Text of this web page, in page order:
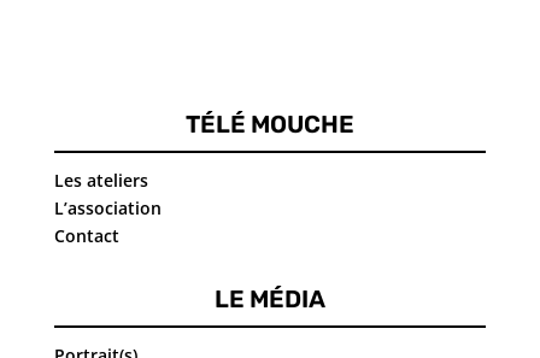
TÉLÉ MOUCHE
Les ateliers
L’association
Contact
LE MÉDIA